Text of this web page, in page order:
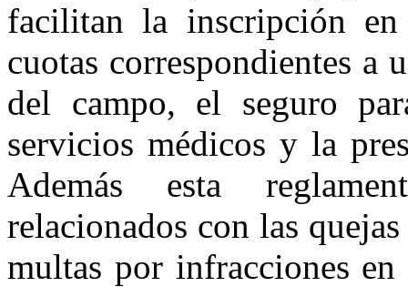
facilitan la inscripción
cuotas correspondientes a
del campo, el seguro
servicios médicos y la
Además esta
relacionados con las
multas por infracciones